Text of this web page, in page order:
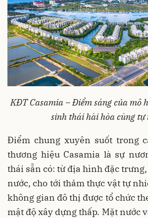
KĐTCasamia – Điểmsángcủa mô
sinh thái hài hòa cùng tự
Điểm chung xuyên suốt trong
thương hiệu Casamia là sự
thái sẵn có: từ địa hình đặc
nước, cho tới thảm thực vật tự
không gian đô thị được tổ chức
mật độ xây dựng thấp. Mặt nước